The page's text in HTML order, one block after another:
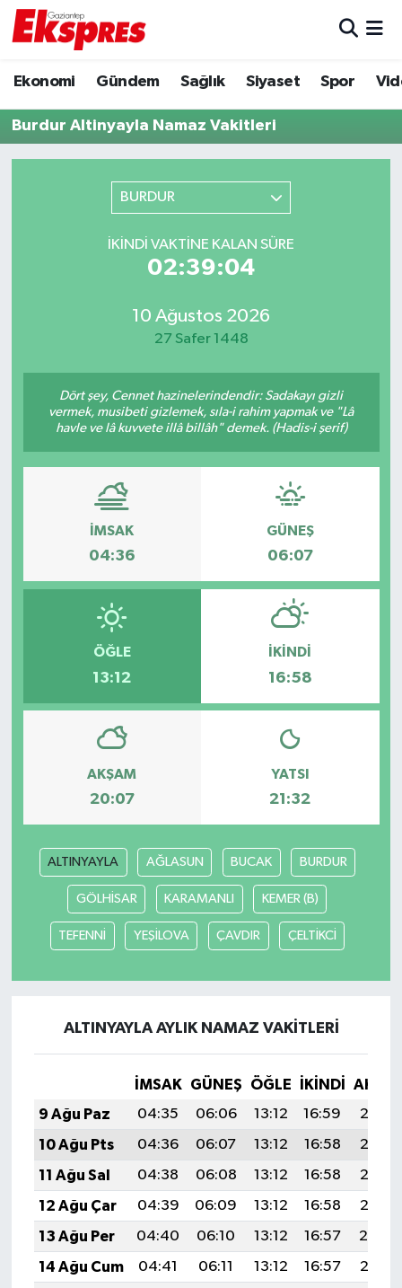
Ekonomi Gündem Sağlık Siyaset Spor
Burdur Altinyayla Namaz Vakitleri
BURDUR
İKINDI VAKTINE KALAN SÜRE
02:39:04
10 Ağustos 2026
27 Safer 1448
Dört şey, Cennet hazinelerindendir: Sadakayı gizli
vermek, musibeti gizlemek, sıla-i rahim yapmak ve "Lâ
havle ve lâ kuvvete illâ billâh" demek. (Hadis-i şerif)
İMSAK
04:36
GÜNEŞ
06:07
ÖĞLE
13:12
İKINDI
16:58
AKŞAM
20:07
YATSI
21:32
ALTINYAYLA AĞLASUN BUCAK BURDUR
GÖLHİSAR KARAMANLI KEMER (B)
TEFENNİ YEŞİLOVA ÇAVDIR ÇELTİKCİ
ALTINYAYLA AYLIK NAMAZ VAKITLERI
İMSAK GÜNEŞ ÖĞLE İKINDI
9 Ağu Paz
04:35 06:06 13:12 16:59
20:08
10 Ağu Pts
04:36 06:07 13:12 16:58
20:07
11 Ağu Sal
04:38 06:08 13:12 16:58
20:06
12 Ağu Çar
04:39 06:09 13:12 16:58
20:05
13 Ağu Per
04:40 06:10 13:12 16:57
20:04
14 Ağu Cum
04:41 06:11 13:12 16:57
20:03
Ekonomi
Gaziantep son dakika
Gündem
Magazin
Müzik
Resmi İlanlar
Sinemalar
Spor
Türkiye
Video Haber
Yaşam
Yeme-İçme
Yemek
Trafik Durumu
Puan Durumu ve Fikstür
Tüm Manşetler
Son Dakika Haberleri